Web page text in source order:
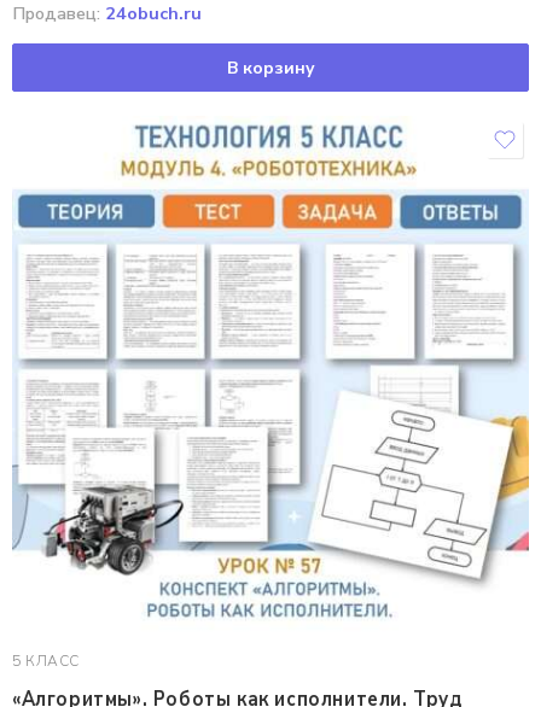
Продавец: 24obuch.ru
В корзину
5 КЛАСС
«Алгоритмы». Роботы как исполнители. Труд